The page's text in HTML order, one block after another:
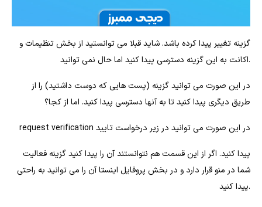
گزینه تغییر پیدا کرده باشد. شاید قبلا می توانستید از بخش تنظیمات و
اکانت به این گزینه دسترسی پیدا کنید اما حال نمی توانید.
در این صورت می توانید گزینه (پست هایی که دوست داشتید) را از
طریق دیگری پیدا کنید تا به آنها دسترسی پیدا کنید. اما از کجا؟
request verification در این صورت می توانید در زیر درخواست تایید
پیدا کنید. اگر از این قسمت هم نتوانستند آن را پیدا کنید گزینه فعالیت
شما در منو قرار دارد و در بخش پروفایل اینستا آن را می توانید به راحتی
پیدا کنید.